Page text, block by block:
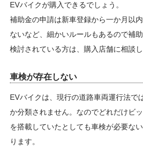
EVバイクが購入できるでしょう。
補助金の申請は新車登録から一か月以
ないなど、細かいルールもあるので補
検討されている方は、購入店舗に相談し
車検が存在しない
EVバイクは、現行の道路車両運行法で
か分類されません。なのでどれだけビ
を搭載していたとしても車検が必要な
ります。